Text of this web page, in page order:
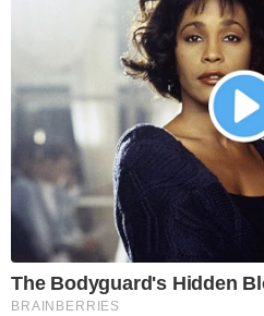
The Bodyguard's Hidden
BRAINBERRIES